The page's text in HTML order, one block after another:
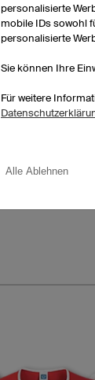
Final
personalisierte
mobile IDs sowohl
personalisierte
Sie können Ihre
Für weitere
Alle Ablehnen